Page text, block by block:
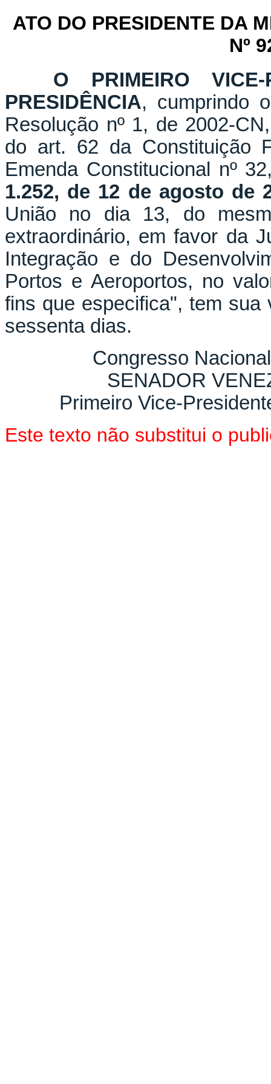
ATO DO PRESIDENTE DA
Nº
O PRIMEIRO VICE-
PRESIDÊNCIA, cumprindo
Resolução nº 1, de 2002-
do art. 62 da Constituição
Emenda Constitucional nº
1.252, de 12 de agosto de
União no dia 13, do
extraordinário, em favor da
Integração e do
Portos e Aeroportos, no
fins que especifica", tem sua
sessenta dias.
Congresso
SENADOR
Primeiro Vice-
Este texto não substitui o